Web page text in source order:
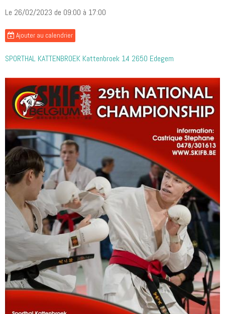
Le 26/02/2023 de 09:00 à 17:00
Ajouter au calendrier
SPORTHAL KATTENBROEK Kattenbroek 14 2650 Edegem